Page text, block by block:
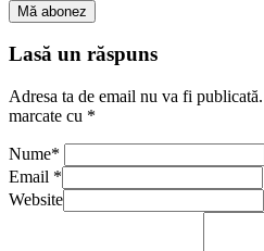
Lasă un răspuns
Adresa ta de email nu va fi publicată.
marcate cu *
Nume*
Email *
Website